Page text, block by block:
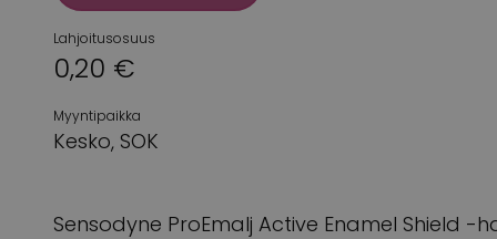
Lahjoitusosuus
0,20 €
Myyntipaikka
Kesko, SOK
Sensodyne ProEmalj Active Enamel Shield -